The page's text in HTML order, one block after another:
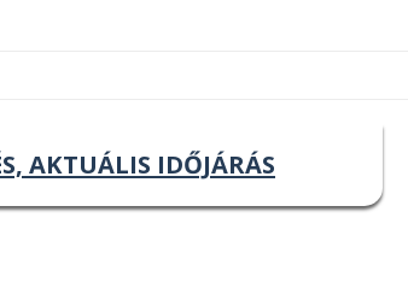
AKTUÁLIS IDŐJÁRÁS